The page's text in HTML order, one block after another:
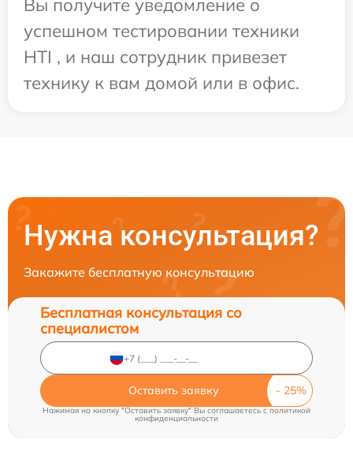
Вы получите уведомление о
успешном тестировании техники
HTI , и наш сотрудник привезет
технику к вам домой или в офис.
Нужна консультация?
Закажите бесплатную консультацию
Бесплатная консультация со
специалистом
Оставить заявку
Нажимая на кнопку "Оставить заявку" Вы соглашаетесь cполитикой
конфиденциальности